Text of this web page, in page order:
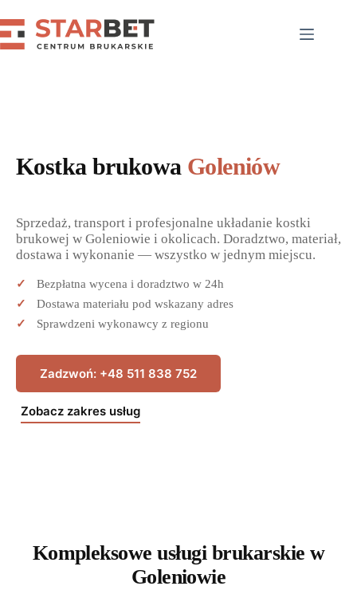
do
treści
Kostka brukowa Goleniów
Sprzedaż, transport i profesjonalne układanie kostki
brukowej w Goleniowie i okolicach. Doradztwo, materiał,
dostawa i wykonanie — wszystko w jednym miejscu.
Bezpłatna wycena i doradztwo w 24h
Dostawa materiału pod wskazany adres
Sprawdzeni wykonawcy z regionu
Zadzwoń: +48 511 838 752
Zobacz zakres usług
24h BEZPŁATNA WYCENA
Kompleksowe usługi brukarskie w
Goleniowie